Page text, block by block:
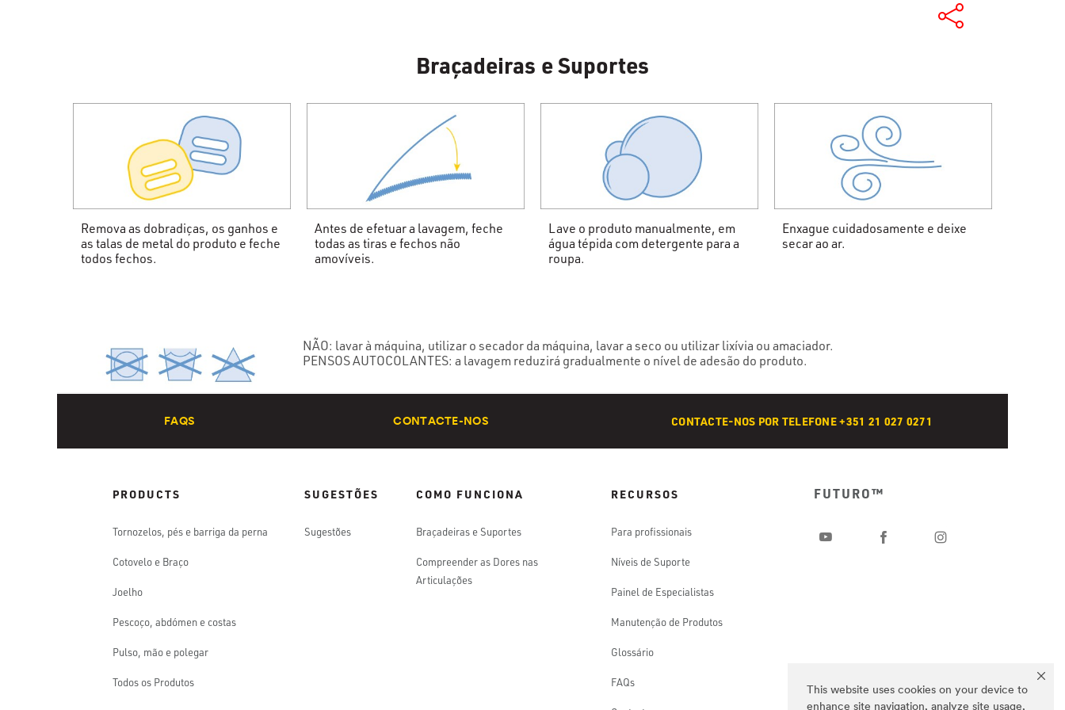
This website uses cookies on your device to
enhance site navigation, analyze site usage,
Braçadeiras e Suportes
Remova as dobradiças, os ganhos e
as talas de metal do produto e feche
todos fechos.
Antes de efetuar a lavagem, feche
todas as tiras e fechos não
amovíveis.
Lave o produto manualmente, em
água tépida com detergente para a
roupa.
Enxague cuidadosamente e deixe
secar ao ar.
NÃO: lavar à máquina, utilizar o secador da máquina, lavar a seco ou utilizar lixívia ou amaciador.
PENSOS AUTOCOLANTES: a lavagem reduzirá gradualmente o nível de adesão do produto.
FAQS CONTACTE-NOS CONTACTE-NOS POR TELEFONE +351 21 027 0271
PRODUCTS
Tornozelos, pés e barriga da perna
Cotovelo e Braço
Joelho
Pescoço, abdómen e costas
Pulso, mão e polegar
Todos os Produtos
SUGESTÕES
Sugestões
COMO FUNCIONA
Braçadeiras e Suportes
Compreender as Dores nas
Articulações
RECURSOS
Para profissionais
Níveis de Suporte
Painel de Especialistas
Manutenção de Produtos
Glossário
FAQs
FUTURO™